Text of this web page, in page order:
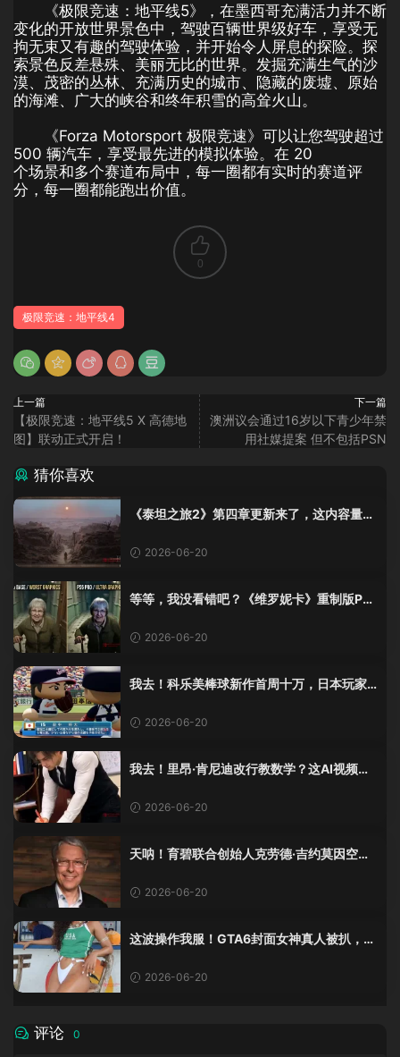
《极限竞速：地平线5》，在墨西哥充满活力并不断
变化的开放世界景色中，驾驶百辆世界级好车，享受无
拘无束又有趣的驾驶体验，并开始令人屏息的探险。探
索景色反差悬殊、美丽无比的世界。发掘充满生气的沙
漠、茂密的丛林、充满历史的城市、隐藏的废墟、原始
的海滩、广大的峡谷和终年积雪的高耸火山。
《Forza Motorsport 极限竞速》可以让您驾驶超过
500 辆汽车，享受最先进的模拟体验。在 20
个场景和多个赛道布局中，每一圈都有实时的赛道评
分，每一圈都能跑出价值。
0
极限竞速：地平线4
上一篇
【极限竞速：地平线5 X 高德地
图】联动正式开启！
下一篇
澳洲议会通过16岁以下青少年禁
用社媒提案 但不包括PSN
猜你喜欢
《泰坦之旅2》第四章更新来了，这内容量感
2026-06-20
等等，我没看错吧？《维罗妮卡》重制版PS
2026-06-20
我去！科乐美棒球新作首周十万，日本玩家
2026-06-20
我去！里昂·肯尼迪改行教数学？这AI视频全
2026-06-20
天呐！育碧联合创始人克劳德·吉约莫因空难
2026-06-20
这波操作我服！GTA6封面女神真人被扒，网
2026-06-20
评论 0